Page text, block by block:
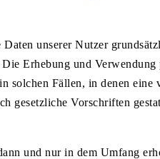
Daten unserer Nutzer
Erhebung und
solchen Fällen, in denen
gesetzliche Vorschriften
und nur in dem Umfang